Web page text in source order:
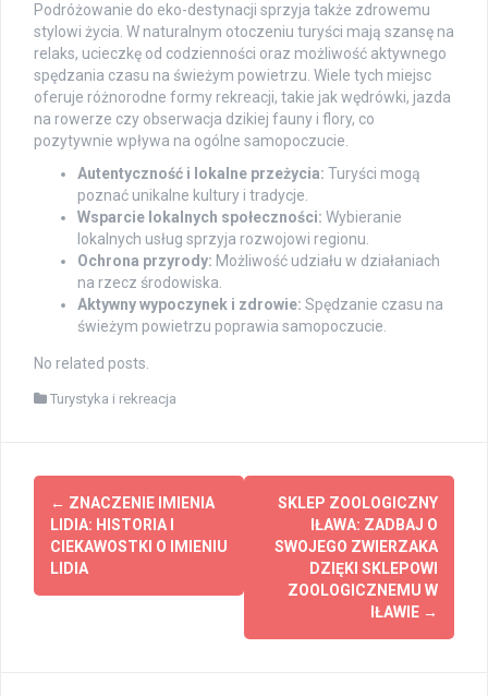
Podróżowanie do eko-destynacji sprzyja także zdrowemu
stylowi życia. W naturalnym otoczeniu turyści mają szansę na
relaks, ucieczkę od codzienności oraz możliwość aktywnego
spędzania czasu na świeżym powietrzu. Wiele tych miejsc
oferuje różnorodne formy rekreacji, takie jak wędrówki, jazda
na rowerze czy obserwacja dzikiej fauny i flory, co
pozytywnie wpływa na ogólne samopoczucie.
Autentyczność i lokalne przeżycia: Turyści mogą
poznać unikalne kultury i tradycje.
Wsparcie lokalnych społeczności: Wybieranie
lokalnych usług sprzyja rozwojowi regionu.
Ochrona przyrody: Możliwość udziału w działaniach
na rzecz środowiska.
Aktywny wypoczynek i zdrowie: Spędzanie czasu na
świeżym powietrzu poprawia samopoczucie.
No related posts.
Turystyka i rekreacja
Post
navigation
← ZNACZENIE IMIENIA
LIDIA: HISTORIA I
CIEKAWOSTKI O IMIENIU
LIDIA
SKLEP ZOOLOGICZNY
IŁAWA: ZADBAJ O
SWOJEGO ZWIERZAKA
DZIĘKI SKLEPOWI
ZOOLOGICZNEMU W
IŁAWIE →